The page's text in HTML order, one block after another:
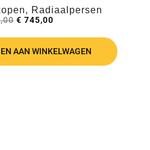
Radiaalpersen
€ 745,00
AAN WINKELWAGEN